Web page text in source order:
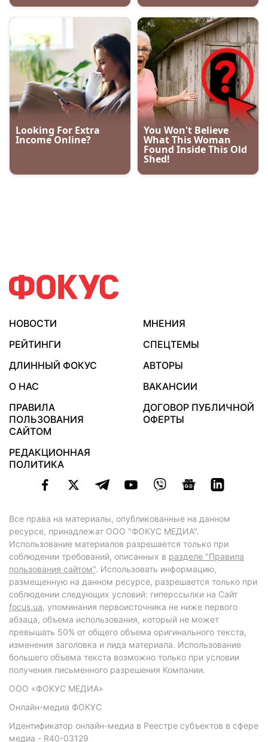
НОВОСТИ
МНЕНИЯ
РЕЙТИНГИ
СПЕЦТЕМЫ
ДЛИННЫЙ ФОКУС
АВТОРЫ
О НАС
ВАКАНСИИ
ПРАВИЛА
ПОЛЬЗОВАНИЯ
САЙТОМ
ДОГОВОР ПУБЛИЧНОЙ
ОФЕРТЫ
РЕДАКЦИОННАЯ
ПОЛИТИКА
Все права на материалы, опубликованные на данном
ресурсе, принадлежат ООО "ФОКУС МЕДИА".
Использование материалов разрешается только при
соблюдении требований, описанных в разделе "Правила
пользования сайтом". Использовать информацию,
размещенную на данном ресурсе, разрешается только при
соблюдении следующих условий: гиперссылки на Сайт
focus.ua, упоминания первоисточника не ниже первого
абзаца, объема использования, который не может
превышать 50% от общего объема оригинального текста,
изменения заголовка и лида материала. Использование
большего объема текста возможно только при условии
получения письменного разрешения Компании.
ООО «ФОКУС МЕДИА»
Онлайн-медиа ФОКУС
Идентификатор онлайн-медиа в Реестре субъектов в сфере
медиа - R40-03129